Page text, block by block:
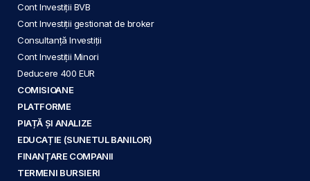
Cont Investiții BVB
Cont Investiții gestionat de broker
Consultanță Investiții
Cont Investiții Minori
Deducere 400 EUR
COMISIOANE
PLATFORME
PIAȚĂ ȘI ANALIZE
EDUCAȚIE (SUNETUL BANILOR)
FINANȚARE COMPANII
TERMENI BURSIERI